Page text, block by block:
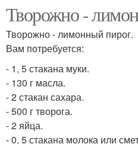
Творожно -
Творожно - лимонный пирог.
Вам потребуется:
- 1, 5 стакана муки.
- 130 г масла.
- 2 стакан сахара.
- 500 г творога.
- 2 яйца.
- 0, 5 стакана молока или